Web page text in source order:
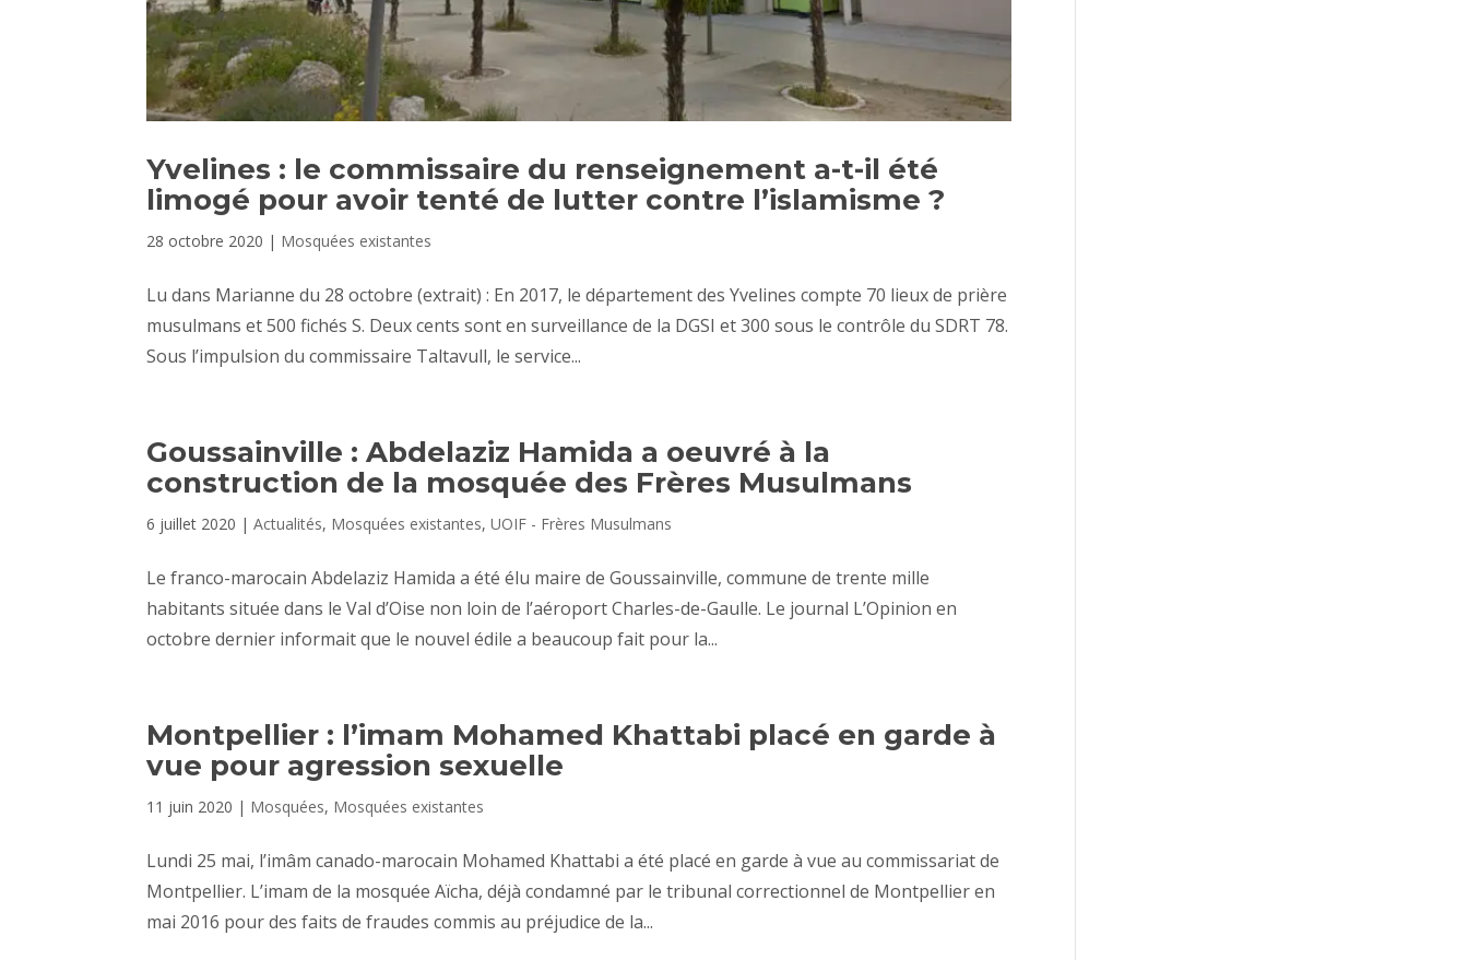
Yvelines : le commissaire du renseignement a-t-il été
limogé pour avoir tenté de lutter contre l’islamisme ?
28 octobre 2020 | Mosquées existantes
Lu dans Marianne du 28 octobre (extrait) : En 2017, le département des Yvelines compte 70 lieux de prière
musulmans et 500 fichés S. Deux cents sont en surveillance de la DGSI et 300 sous le contrôle du SDRT 78.
Sous l’impulsion du commissaire Taltavull, le service...
Goussainville : Abdelaziz Hamida a oeuvré à la
construction de la mosquée des Frères Musulmans
6 juillet 2020 |Actualités, Mosquées existantes,UOIF - Frères Musulmans
Le franco-marocain Abdelaziz Hamida a été élu maire de Goussainville, commune de trente mille
habitants située dans le Val d’Oise non loin de l’aéroport Charles-de-Gaulle. Le journal L’Opinion en
octobre dernier informait que le nouvel édile a beaucoup fait pour la...
Montpellier : l’imam Mohamed Khattabi placé en garde à
vue pour agression sexuelle
11 juin 2020 | Mosquées, Mosquées existantes
Lundi 25 mai, l’imâm canado-marocain Mohamed Khattabi a été placé en garde à vue au commissariat de
Montpellier. L’imam de la mosquée Aïcha, déjà condamné par le tribunal correctionnel de Montpellier en
mai 2016 pour des faits de fraudes commis au préjudice de la...